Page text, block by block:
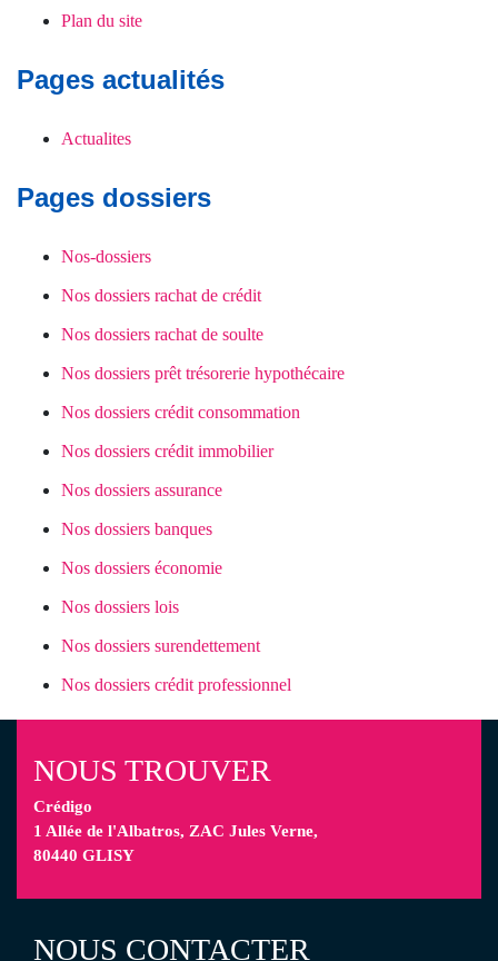
Plan du site
Pages actualités
Actualites
Pages dossiers
Nos-dossiers
Nos dossiers rachat de crédit
Nos dossiers rachat de soulte
Nos dossiers prêt trésorerie hypothécaire
Nos dossiers crédit consommation
Nos dossiers crédit immobilier
Nos dossiers assurance
Nos dossiers banques
Nos dossiers économie
Nos dossiers lois
Nos dossiers surendettement
Nos dossiers crédit professionnel
NOUS TROUVER
Crédigo
1 Allée de l'Albatros, ZAC Jules Verne,
80440 GLISY
NOUS CONTACTER